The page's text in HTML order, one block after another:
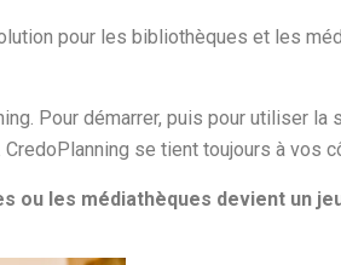
pour les bibliothèques et les
Pour démarrer, puis pour utiliser la
se tient toujours à vos
ou les médiathèques devient un